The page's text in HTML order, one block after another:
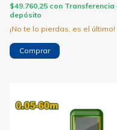
$49.760,25 con Transferencia
depósito
¡No te lo pierdas, es el último!